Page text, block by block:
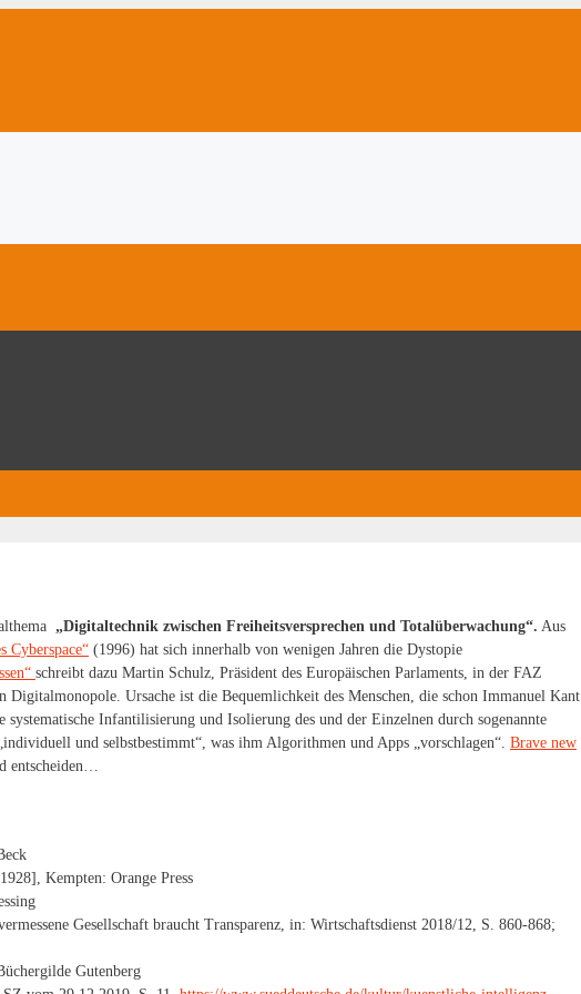
„Digitaltechnik zwischen Freiheitsversprechen und Totalüberwachung“. Aus
Cyberspace“ (1996) hat sich innerhalb von wenigen Jahren die Dystopie
schreibt dazu Martin Schulz, Präsident des Europäischen Parlaments, in der FAZ
Ursache ist die Bequemlichkeit des Menschen, die schon Immanuel Kant
systematische Infantilisierung und Isolierung des und der Einzelnen durch sogenannte
und selbstbestimmt“, was ihm Algorithmen und Apps „vorschlagen“. Brave new
entscheiden…
Kempten: Orange Press
Gesellschaft braucht Transparenz, in: Wirtschaftsdienst 2018/12, S. 860-868;
Gutenberg